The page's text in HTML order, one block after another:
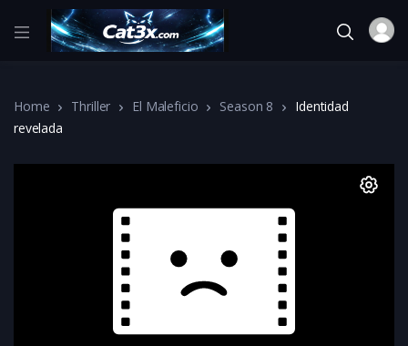
Home Thriller El Maleficio Season 8
Identidad
revelada